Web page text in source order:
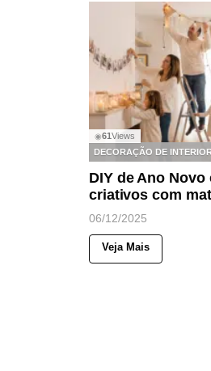
◉61Views
DECORAÇÃO DE
DIY de Ano
criativos com
06/12/2025
Veja Mais